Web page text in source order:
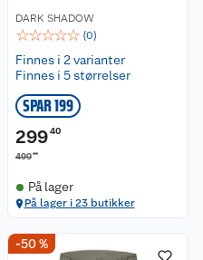
DARK SHADOW
☆☆☆☆☆ (0)
Finnes i 2 varianter
Finnes i 5 størrelser
SPAR 199
29940
49900
På lager
På lager i 23 butikker
-50 %